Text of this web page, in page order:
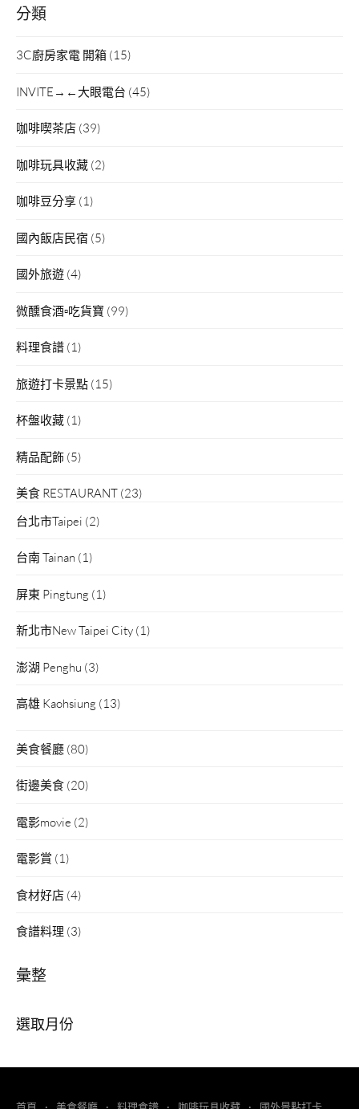
分類
3C廚房家電 開箱 (15)
INVITE→←大眼電台 (45)
咖啡喫茶店 (39)
咖啡玩具收藏 (2)
咖啡豆分享 (1)
國內飯店民宿 (5)
國外旅遊 (4)
微醺食酒▫吃貨寶 (99)
料理食譜 (1)
旅遊打卡景點 (15)
杯盤收藏 (1)
精品配飾 (5)
美食 RESTAURANT (23)
台北市Taipei (2)
台南 Tainan (1)
屏東 Pingtung (1)
新北市New Taipei City (1)
澎湖 Penghu (3)
高雄 Kaohsiung (13)
美食餐廳 (80)
街邊美食 (20)
電影movie (2)
電影賞 (1)
食材好店 (4)
食譜料理 (3)
彙整
整
首頁 美食餐廳 料理食譜 咖啡玩具收藏 國外景點打卡